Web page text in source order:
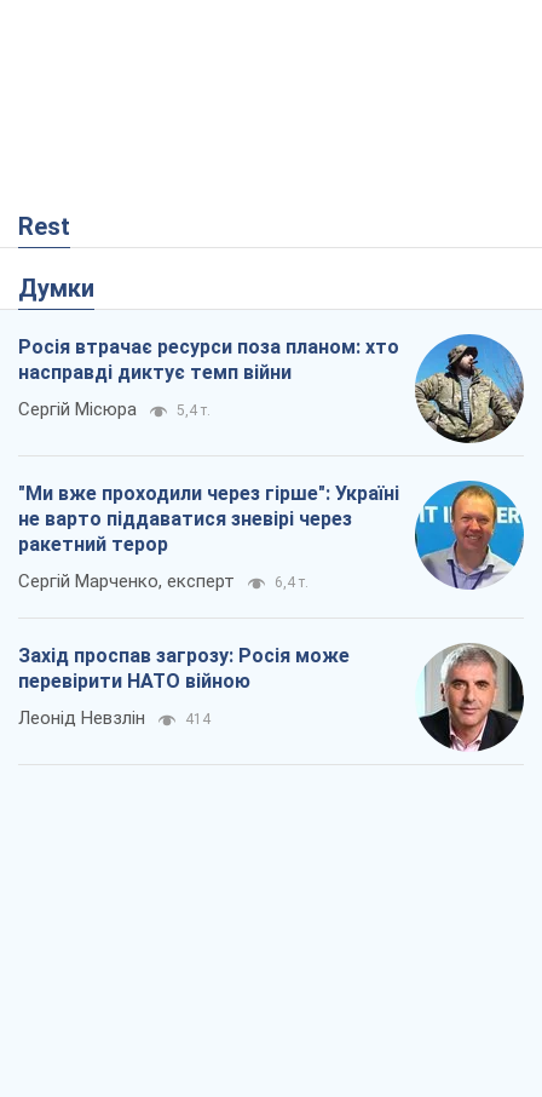
Rest
Думки
Росія втрачає ресурси поза планом: хто
насправді диктує темп війни
Сергій Місюра 5,4 т.
"Ми вже проходили через гірше": Україні
не варто піддаватися зневірі через
ракетний терор
Сергій Марченко, експерт 6,4 т.
Захід проспав загрозу: Росія може
перевірити НАТО війною
Леонід Невзлін 414